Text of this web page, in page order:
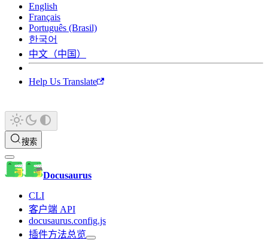
English
Français
Português (Brasil)
한국어
中文（中国）
Help Us Translate
搜索
Docusaurus
CLI
客户端 API
docusaurus.config.js
插件方法总览